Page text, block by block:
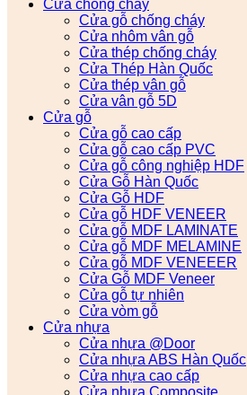
Cửa chống cháy
Cửa gỗ chống cháy
Cửa nhôm vân gỗ
Cửa thép chống cháy
Cửa Thép Hàn Quốc
Cửa thép vân gỗ
Cửa vân gỗ 5D
Cửa gỗ
Cửa gỗ cao cấp
Cửa gỗ cao cấp PVC
Cửa gỗ công nghiệp HDF
Cửa Gỗ Hàn Quốc
Cửa Gỗ HDF
Cửa gỗ HDF VENEER
Cửa gỗ MDF LAMINATE
Cửa gỗ MDF MELAMINE
Cửa gỗ MDF VENEEER
Cửa Gỗ MDF Veneer
Cửa gỗ tự nhiên
Cửa vòm gỗ
Cửa nhựa
Cửa nhựa @Door
Cửa nhựa ABS Hàn Quốc
Cửa nhựa cao cấp
Cửa nhựa Composite